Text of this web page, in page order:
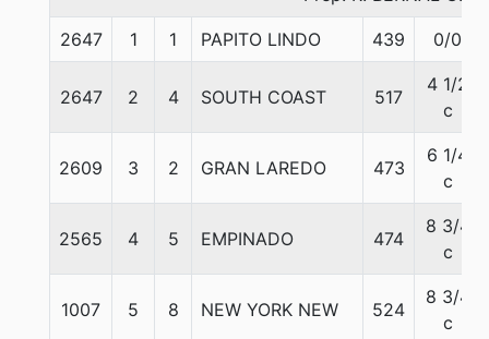
2647 1 1 PAPITO LINDO 439 0/0
2647 2 4 SOUTH COAST 517
4 1/2
c
2609 3 2 GRAN LAREDO 473
6 1/4
c
2565 4 5 EMPINADO 474
8 3/4
c
1007 5 8 NEW YORK NEW 524
8 3/4
c